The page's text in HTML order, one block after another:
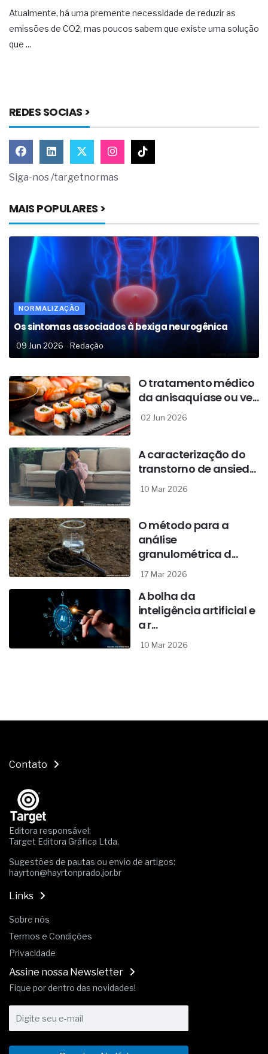
Atualmente, há uma premente necessidade de reduzir as
emissões de CO2, mas poucos sabem que existe uma solução
que ...
REDES SOCIAS >
Siga-nos /targetnormas
MAIS POPULARES >
NORMALIZAÇÃO
Os sintomas associados à bexiga neurogênica
09 Jun 2026 Redação
O tratamento médico
da anisaquíase ou ve...
02 Jun 2026
A caracterização do
transtorno de ansied...
10 Mar 2026
O método para a
análise
granulométrica d...
17 Mar 2026
A bolha da
inteligência artificial e
a r...
10 Mar 2026
Contato
Editora responsável:
Target Editora Gráfica Ltda.
Sugestões de pautas ou envio de artigos:
hayrton@hayrtonprado.jor.br
Links
Sobre nós
Termos e Condições
Privacidade
Assine nossa Newsletter
Fique por dentro das novidades!